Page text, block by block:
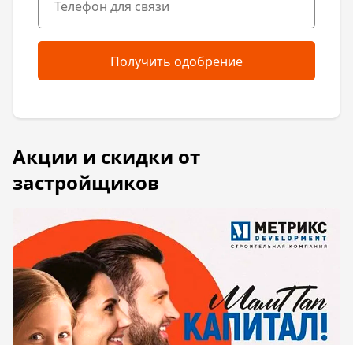
Получить одобрение